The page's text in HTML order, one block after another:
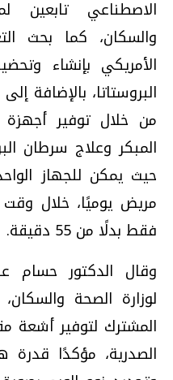
الاصطناعي تابعين
والسكان، كما بحث
الأمريكي بإنشاء
البروستاتا، بالإضافة
من خلال توفير
المبكر وعلاج سرطان
فقط بدلًا من 55 دقيقة.
وقال الدكتور حسام
لوزارة الصحة
المشترك لتوفير
الصدرية، مؤكدًا